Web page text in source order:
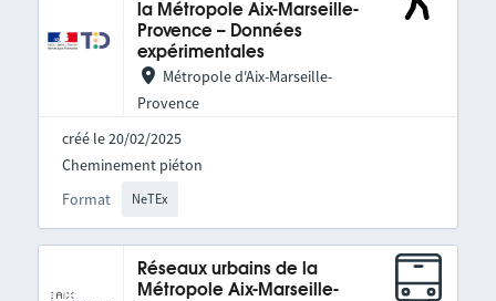
la Métropole Aix-Marseille-
Provence – Données
expérimentales
Métropole d'Aix-Marseille-
Provence
créé le 20/02/2025
Format NeTEx
Cheminement piéton
Réseaux urbains de la
Métropole Aix-Marseille-